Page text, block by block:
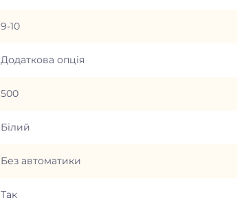
9-10
Додаткова опція
500
Білий
Без автоматики
Так